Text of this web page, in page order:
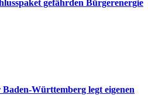
gefährden Bürgerenergie
Württemberg legt eigenen